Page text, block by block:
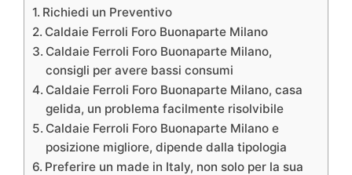
Richiedi un Preventivo
Caldaie Ferroli Foro Buonaparte Milano
Caldaie Ferroli Foro Buonaparte Milano,
consigli per avere bassi consumi
Caldaie Ferroli Foro Buonaparte Milano, casa
gelida, un problema facilmente risolvibile
Caldaie Ferroli Foro Buonaparte Milano e
posizione migliore, dipende dalla tipologia
Preferire un made in Italy, non solo per la sua